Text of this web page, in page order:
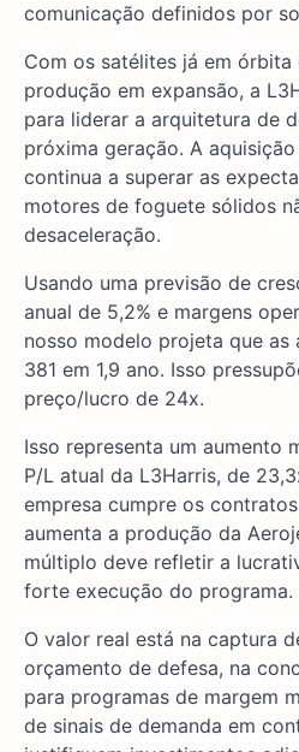
comunicação definidos por
Com os satélites já em
produção em expansão, a
para liderar a arquitetura de
próxima geração. A
continua a superar as
motores de foguete sólidos
desaceleração.
Usando uma previsão de
anual de 5,2% e margens
nosso modelo projeta que as
381 em 1,9 ano. Isso
preço/lucro de 24x.
Isso representa um aumento
P/L atual da L3Harris, de
empresa cumpre os
aumenta a produção da
múltiplo deve refletir a
forte execução do programa.
O valor real está na captura
orçamento de defesa, na
para programas de margem
de sinais de demanda em